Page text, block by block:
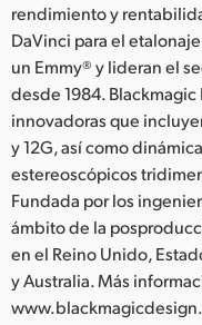
rendimiento y
DaVinci para el
un Emmy® y lideran el
desde 1984.
innovadoras que
y 12G, así como
estereoscópicos
Fundada por los
ámbito de la
en el Reino Unido,
y Australia. Más